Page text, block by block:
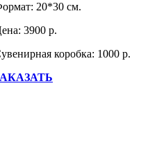
20*30 см.
3900 р.
коробка: 1000 р.